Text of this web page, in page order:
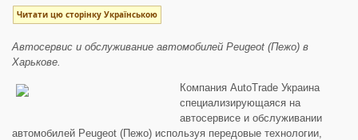
Читати цю сторінку Українською
Автосервис и обслуживание автомобилей Peugeot (Пежо) в
Харькове.
Компания AutoTrade Украина
специализирующаяся на
автосервисе и обслуживании
автомобилей Peugeot (Пежо) используя передовые технологии,